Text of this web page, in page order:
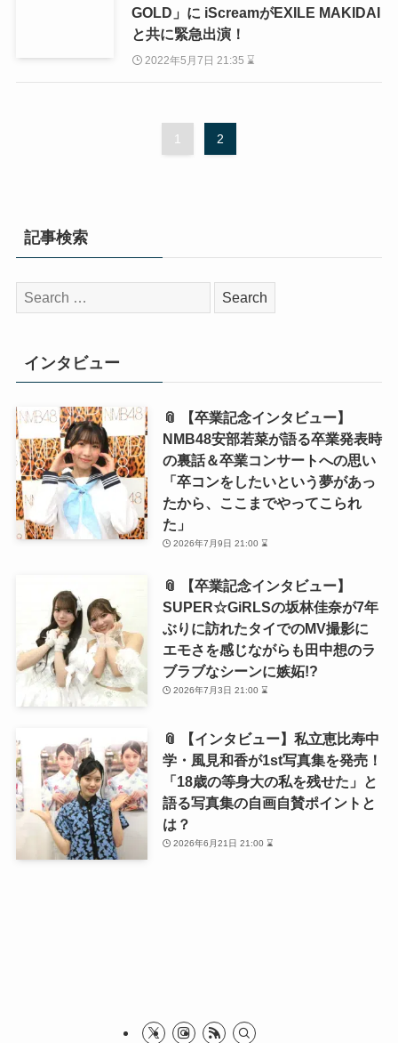
GOLD」に iScreamがEXILE MAKIDAI
と共に緊急出演！
2022年5月7日 21:35 ⌛
1 2
記事検索
検
索:
インタビュー
📎 【卒業記念インタビュー】
NMB48安部若菜が語る卒業発表時
の裏話＆卒業コンサートへの思い
「卒コンをしたいという夢があっ
たから、ここまでやってこられ
た」
2026年7月9日 21:00 ⌛
📎 【卒業記念インタビュー】
SUPER☆GiRLSの坂林佳奈が7年
ぶりに訪れたタイでのMV撮影に
エモさを感じながらも田中想のラ
ブラブなシーンに嫉妬!?
2026年7月3日 21:00 ⌛
📎 【インタビュー】私立恵比寿中
学・風見和香が1st写真集を発売！
「18歳の等身大の私を残せた」と
語る写真集の自画自賛ポイントと
は？
2026年6月21日 21:00 ⌛